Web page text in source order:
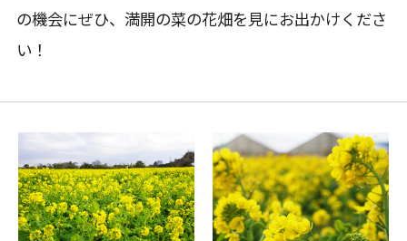
の機会にぜひ、満開の菜の花畑を見にお出かけくださ
い！